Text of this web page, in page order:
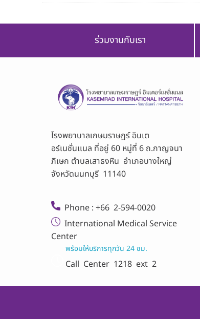
ร่วมงานกับเรา
โรงพยาบาลเกษมราษฎร์ อินเต
อร์เนชั่นเเนล ที่อยู่ 60 หมู่ที่ 6 ถ.กาญจนา
ภิเษก ตำบลเสาธงหิน อำเภอบางใหญ่
จังหวัดนนทบุรี 11140
Phone : +66 2-594-0020
International Medical Service
Center
พร้อมให้บริการทุกวัน 24 ชม.
Call Center 1218 ext 2